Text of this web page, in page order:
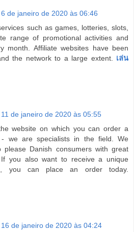
6 de janeiro de 2020 às 06:46
such as games, lotteries, slots,
range of promotional activities and
month. Affiliate websites have been
the network to a large extent. เล่น
11 de janeiro de 2020 às 05:55
website on which you can order a
- we are specialists in the field. We
Danish consumers with great
you also want to receive a unique
you can place an order today.
16 de janeiro de 2020 às 04:24